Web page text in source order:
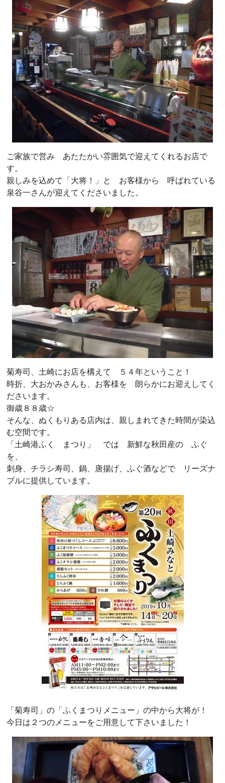
ご家族で営み あたたかい雰囲気で迎えてくれるお店で
す。
親しみを込めて「大将！」と お客様から 呼ばれている
泉谷一さんが迎えてくださいました。
菊寿司、土崎にお店を構えて ５４年ということ！
時折、大おかみさんも、お客様を 朗らかにお迎えしてく
ださいます。
御歳８８歳☆
そんな、ぬくもりある店内は、親しまれてきた時間が染込
む空間です。
「土崎港ふく まつり」 では 新鮮な秋田産の ふぐ
を、
刺身、チラシ寿司、鍋、唐揚げ、ふぐ酒などで リーズナ
ブルに提供しています。
「菊寿司」の「ふくまつりメニュー」の中から大将が！
今日は２つのメニューをご用意して下さいました！